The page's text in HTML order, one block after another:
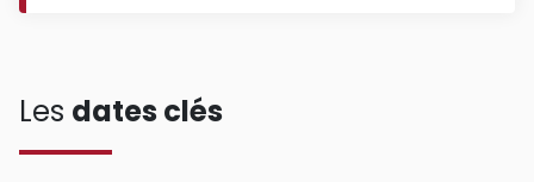
Les dates clés